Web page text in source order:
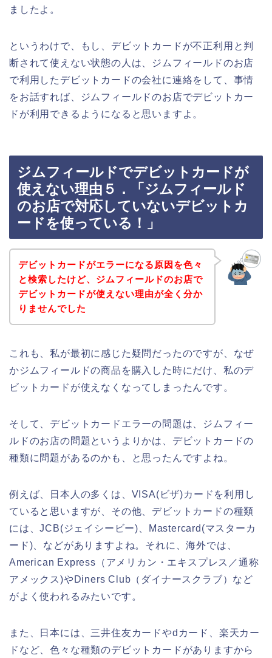
ましたよ。
というわけで、もし、デビットカードが不正利用と判
断されて使えない状態の人は、ジムフィールドのお店
で利用したデビットカードの会社に連絡をして、事情
をお話すれば、ジムフィールドのお店でデビットカー
ドが利用できるようになると思いますよ。
ジムフィールドでデビットカードが
使えない理由５．「ジムフィールド
のお店で対応していないデビットカ
ードを使っている！」
デビットカードがエラーになる原因を色々
と検索したけど、ジムフィールドのお店で
デビットカードが使えない理由が全く分か
りませんでした
これも、私が最初に感じた疑問だったのですが、なぜ
かジムフィールドの商品を購入した時にだけ、私のデ
ビットカードが使えなくなってしまったんです。
そして、デビットカードエラーの問題は、ジムフィー
ルドのお店の問題というよりかは、デビットカードの
種類に問題があるのかも、と思ったんですよね。
例えば、日本人の多くは、VISA(ビザ)カードを利用し
ていると思いますが、その他、デビットカードの種類
には、JCB(ジェイシービー)、Mastercard(マスターカ
ード)、などがありますよね。それに、海外では、
American Express（アメリカン・エキスプレス／通称
アメックス)やDiners Club（ダイナースクラブ）など
がよく使われるみたいです。
また、日本には、三井住友カードやdカード、楽天カー
ドなど、色々な種類のデビットカードがありますから